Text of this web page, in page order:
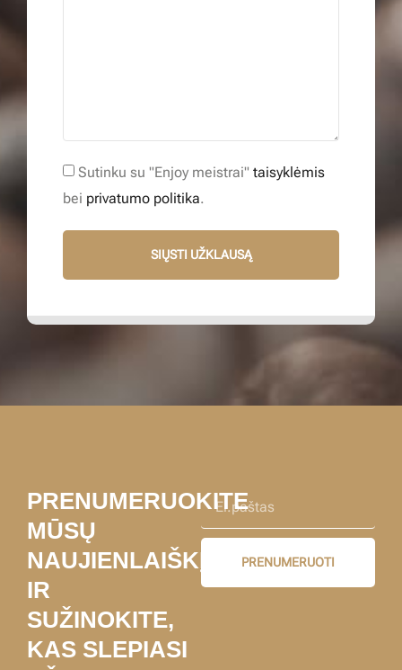
Sutinku su "Enjoy meistrai" taisyklėmis
bei privatumo politika.
SIŲSTI UŽKLAUSĄ
PRENUMERUOKITE
MŪSŲ
NAUJIENLAIŠKĮ
IR
SUŽINOKITE,
KAS SLEPIASI
PRENUMERUOTI